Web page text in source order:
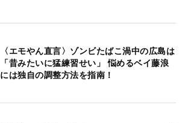
〈エモやん直言〉ゾンビたばこ渦中の広島は
「昔みたいに猛練習せい」 悩めるベイ藤浪
には独自の調整方法を指南！